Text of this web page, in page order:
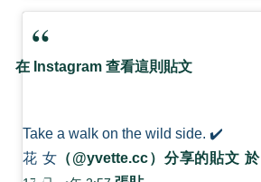
在 Instagram 查看這則貼文
Take a walk on the wild side. ✔️
花 女 （@yvette.cc）分享的貼文 於